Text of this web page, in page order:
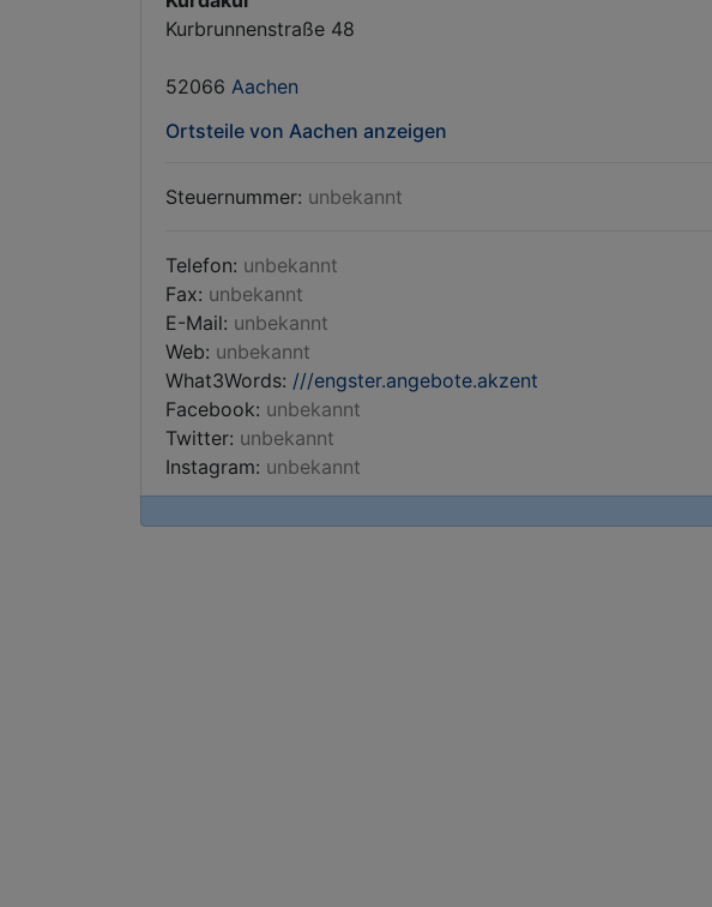
Kurbrunnenstraße 48
52066 Aachen
Ortsteile von Aachen anzeigen
Steuernummer: unbekannt
Telefon: unbekannt
Fax: unbekannt
E-Mail: unbekannt
Web: unbekannt
What3Words: ///engster.angebote.akzent
Facebook: unbekannt
Twitter: unbekannt
Instagram: unbekannt